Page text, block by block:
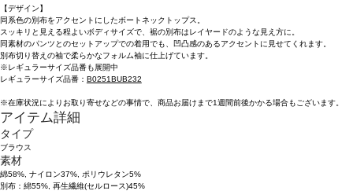
【デザイン】
同系色の別布をアクセントにしたボートネックトップス。
スッキリと見える程よいボディサイズで、裾の別布はレイヤードのような見え方に。
同素材のパンツとのセットアップでの着用でも、凹凸感のあるアクセントに見せてくれます。
別布切り替えの袖で柔らかなフォルム袖に仕上げています。
※レギュラーサイズ品番も展開中
レギュラーサイズ品番： B0251BUB232
※在庫状況によりお取り寄せなどの事情で、商品お届けまで1週間前後かかる場合もございます。
アイテム詳細
タイプ
ブラウス
素材
綿58%, ナイロン37%, ポリウレタン5%
別布：綿55%, 再生繊維(セルロース)45%